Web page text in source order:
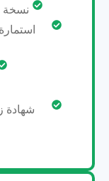
نسخة
شهادة